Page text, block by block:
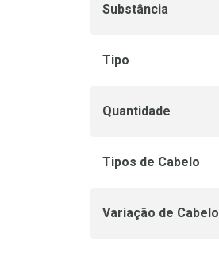
Substância
Tipo
Quantidade
Tipos de Cabelo
Variação de Cabelo